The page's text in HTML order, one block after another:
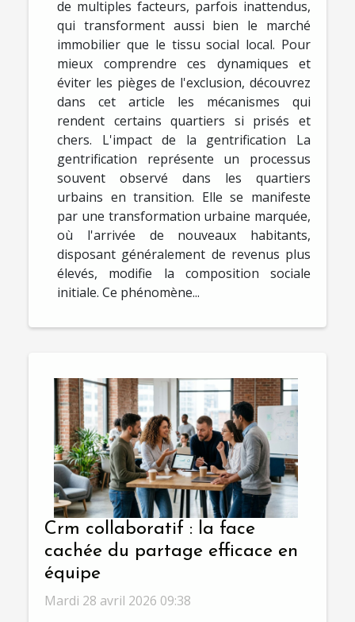
de multiples facteurs, parfois inattendus,
qui transforment aussi bien le marché
immobilier que le tissu social local. Pour
mieux comprendre ces dynamiques et
éviter les pièges de l'exclusion, découvrez
dans cet article les mécanismes qui
rendent certains quartiers si prisés et
chers. L'impact de la gentrification La
gentrification représente un processus
souvent observé dans les quartiers
urbains en transition. Elle se manifeste
par une transformation urbaine marquée,
où l'arrivée de nouveaux habitants,
disposant généralement de revenus plus
élevés, modifie la composition sociale
initiale. Ce phénomène...
Crm collaboratif : la face
cachée du partage efficace en
équipe
Mardi 28 avril 2026 09:38